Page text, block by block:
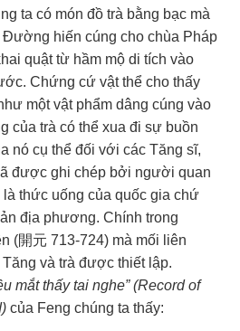
ta có món đồ trà bằng bạc mà
Đường hiến cúng cho chùa Pháp
quật từ hầm mộ di tích vào
Chứng cứ vật thể cho thấy
một vật phẩm dâng cúng vào
của trà có thể xua đi sự buồn
nó cụ thể đối với các Tăng sĩ,
được ghi chép bởi người quan
là thức uống của quốc gia chứ
địa phương. Chính trong
(開元 713-724) mà mối liên
và trà được thiết lập.
mắt thấy tai nghe” (Record of
của Feng chúng ta thấy: